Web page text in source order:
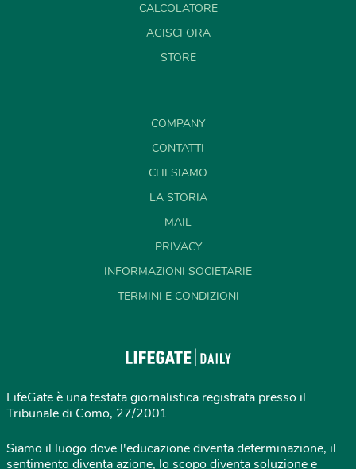
CALCOLATORE
AGISCI ORA
STORE
COMPANY
CONTATTI
CHI SIAMO
LA STORIA
MAIL
PRIVACY
INFORMAZIONI SOCIETARIE
TERMINI E CONDIZIONI
LifeGate è una testata giornalistica registrata presso il
Tribunale di Como, 27/2001
Siamo il luogo dove l'educazione diventa determinazione, il
sentimento diventa azione, lo scopo diventa soluzione e